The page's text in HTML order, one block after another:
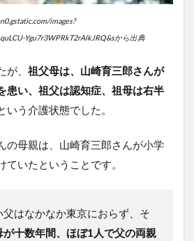
images?
Ygu7r3WPRkT2rAlkJRQ&sから出典
、 祖父母は、山崎育三郎さんが
患い、祖父は認知症、祖母は右半
いう介護状態でした。
の母親は、山崎育三郎さんが小学
いたということです。
父はなかなか東京におらず、そ
が十数年間、ほぼ1人で父の両親